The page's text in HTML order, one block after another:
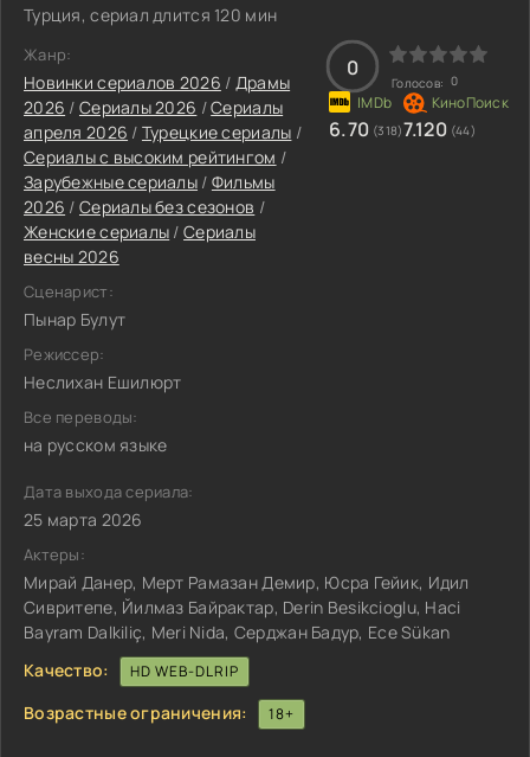
Турция, сериал длится 120 мин
Жанр:
Новинки сериалов 2026 / Драмы
2026 / Сериалы 2026 /Сериалы
апреля 2026 / Турецкие сериалы /
Сериалы с высоким рейтингом /
Зарубежные сериалы / Фильмы
2026 / Сериалы без сезонов /
Женские сериалы /Сериалы
весны 2026
Сценарист:
Пынар Булут
Режиссер:
Неслихан Ешилюрт
Все переводы:
на русском языке
0
Голосов: 0
6.70 (318)7.120 (44)
Дата выхода сериала:
25 марта 2026
Актеры:
Мирай Данер, Мерт Рамазан Демир, Юсра Гейик, Идил
Сивритепе, Йилмаз Байрактар, Derin Besikcioglu, Haci
Bayram Dalkiliç, Meri Nida, Серджан Бадур, Ece Sükan
Качество:
HD WEB-DLRIP
Возрастные ограничения: 18+